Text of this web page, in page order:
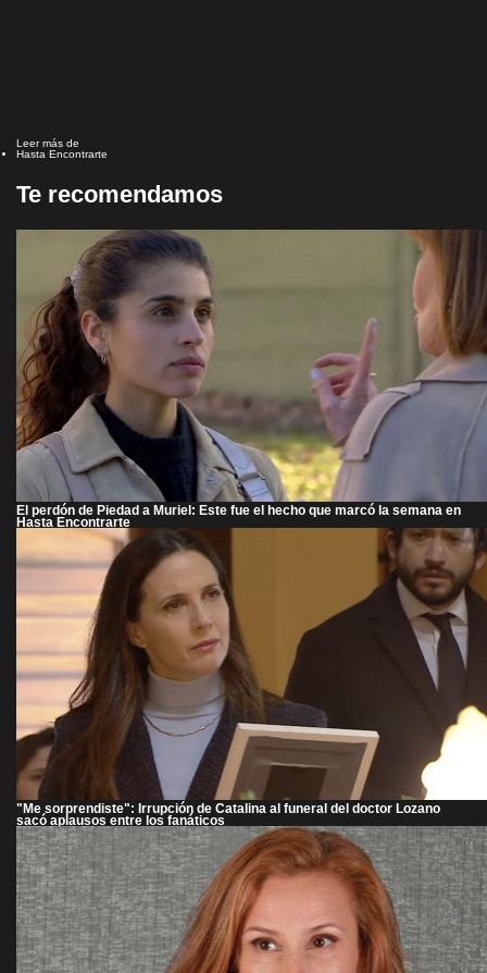
Leer más de
Hasta Encontrarte
Te recomendamos
El perdón de Piedad a Muriel: Este fue el hecho que marcó la semana en
Hasta Encontrarte
"Me sorprendiste": Irrupción de Catalina al funeral del doctor Lozano
sacó aplausos entre los fanáticos